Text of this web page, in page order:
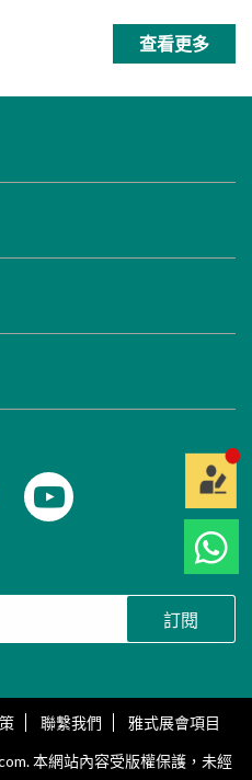
查看更多
訂閱
聯繫我們
雅式展會項目
本網站內容受版權保護，未經